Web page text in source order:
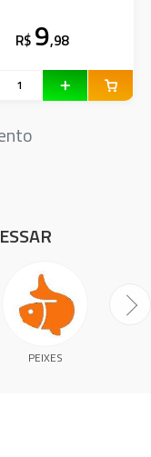
R$ 9,98
PEIXES